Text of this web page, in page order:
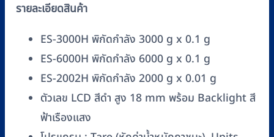
3000,
6000,
2000
g)
ชิ้น
รายละเอียดสินค้า
ES-3000H พิกัดกำลัง 3000 g x 0.1 g
ES-6000H พิกัดกำลัง 6000 g x 0.1 g
ES-2002H พิกัดกำลัง 2000 g x 0.01 g
ตัวเลข LCD สีดำ สูง 18 mm พร้อม Backlight สี
ฟ้าเรืองแสง